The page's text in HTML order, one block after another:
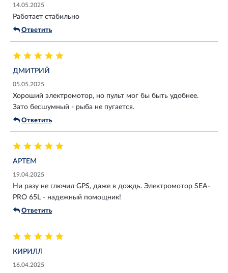
14.05.2025
Работает стабильно
Ответить
ДМИТРИЙ
05.05.2025
Хороший электромотор, но пульт мог бы быть удобнее.
Зато бесшумный - рыба не пугается.
Ответить
АРТЕМ
19.04.2025
Ни разу не глючил GPS, даже в дождь. Электромотор SEA-
PRO 65L - надежный помощник!
Ответить
КИРИЛЛ
16.04.2025